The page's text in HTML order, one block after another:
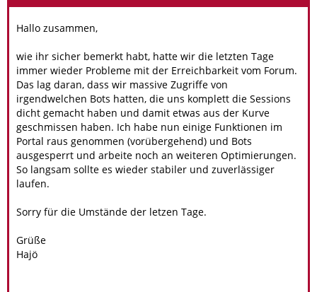
Hallo zusammen,
wie ihr sicher bemerkt habt, hatte wir die letzten Tage
immer wieder Probleme mit der Erreichbarkeit vom Forum.
Das lag daran, dass wir massive Zugriffe von
irgendwelchen Bots hatten, die uns komplett die Sessions
dicht gemacht haben und damit etwas aus der Kurve
geschmissen haben. Ich habe nun einige Funktionen im
Portal raus genommen (vorübergehend) und Bots
ausgesperrt und arbeite noch an weiteren Optimierungen.
So langsam sollte es wieder stabiler und zuverlässiger
laufen.
Sorry für die Umstände der letzen Tage.
Grüße
Hajö